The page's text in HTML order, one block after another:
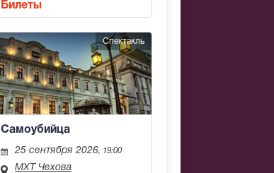
Билеты
Спектакль
Самоубийца
25 сентября 2026, 19:00
МХТ Чехова